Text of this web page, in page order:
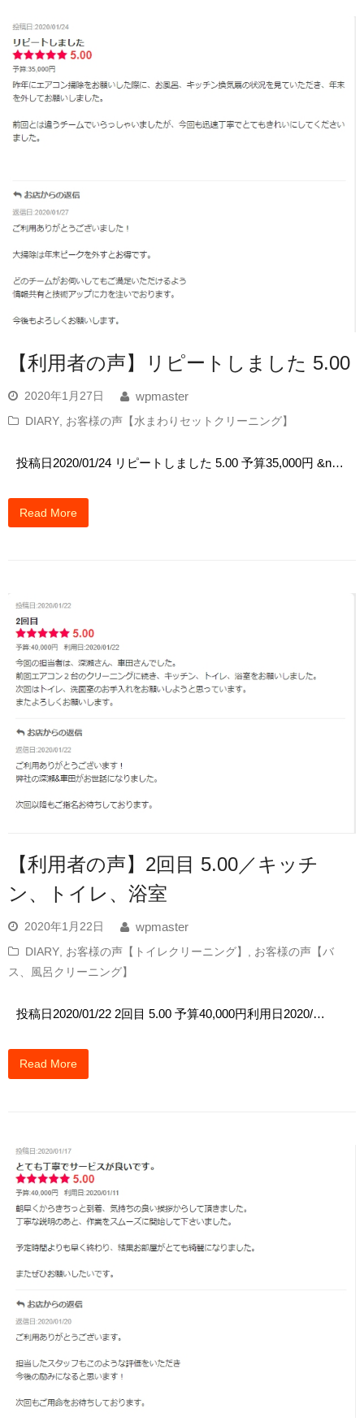
【利用者の声】リピートしました 5.00
2020年1月27日
wpmaster
DIARY お客様の声【水まわりセットクリーニング】
投稿日2020/01/24 リピートしました 5.00 予算35,000円 &n…
Read More
【利用者の声】2回目 5.00／キッチ
ン、トイレ、浴室
2020年1月22日
wpmaster
DIARY お客様の声【トイレクリーニング】
お客様の声【バ
ス、風呂クリーニング】
投稿日2020/01/22 2回目 5.00 予算40,000円利用日2020/…
Read More